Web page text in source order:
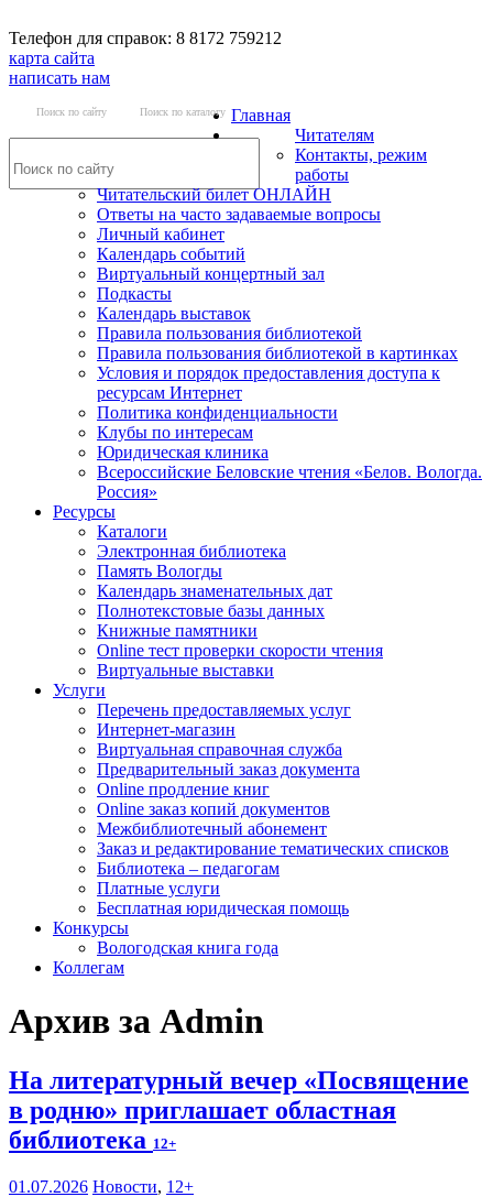
Телефон для справок: 8 8172 759212
карта сайта
написать нам
Поиск по сайту Поиск по каталогу Главная
Читателям
Контакты, режим
работы
Читательский билет ОНЛАЙН
Ответы на часто задаваемые вопросы
Личный кабинет
Календарь событий
Виртуальный концертный зал
Подкасты
Календарь выставок
Правила пользования библиотекой
Правила пользования библиотекой в картинках
Условия и порядок предоставления доступа к
ресурсам Интернет
Политика конфиденциальности
Клубы по интересам
Юридическая клиника
Всероссийские Беловские чтения «Белов. Вологда.
Россия»
Ресурсы
Каталоги
Электронная библиотека
Память Вологды
Календарь знаменательных дат
Полнотекстовые базы данных
Книжные памятники
Online тест проверки скорости чтения
Виртуальные выставки
Услуги
Перечень предоставляемых услуг
Интернет-магазин
Виртуальная справочная служба
Предварительный заказ документа
Online продление книг
Online заказ копий документов
Межбиблиотечный абонемент
Заказ и редактирование тематических списков
Библиотека – педагогам
Платные услуги
Бесплатная юридическая помощь
Конкурсы
Вологодская книга года
Коллегам
Архив за Admin
На литературный вечер «Посвящение
в родню» приглашает областная
библиотека 12+
01.07.2026 Новости, 12+